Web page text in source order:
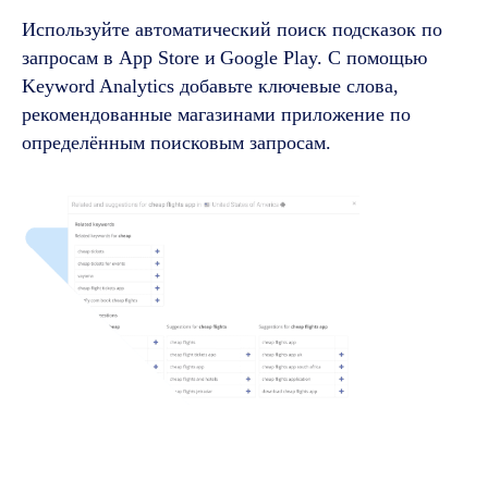
Используйте автоматический поиск подсказок по
запросам в App Store и Google Play. С помощью
Keyword Analytics добавьте ключевые слова,
рекомендованные магазинами приложение по
определённым поисковым запросам.